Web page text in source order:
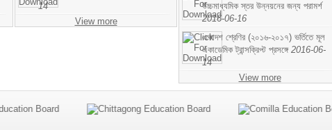
14
View more
উচ্চমাধ্যমিক স্তর উন্নয়নের জন্য পরামর্শ
2016-06-16
একাদশ শ্রেণির (২০১৬-২০১৭) ভর্তিতে মূল
একাডেমিক ট্রান্সক্রিপ্ট প্রসঙ্গে 2016-06-
14
View more